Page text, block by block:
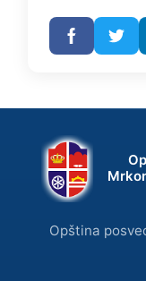
Opština